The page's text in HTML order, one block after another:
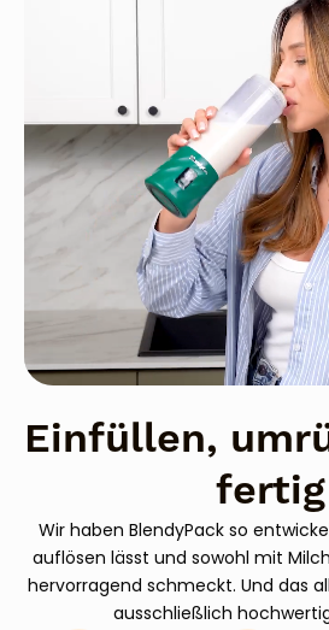
Einfüllen,
fertig
Wir haben BlendyPack so
auflösen lässt und sowohl mit
hervorragend schmeckt. Und das
ausschließlich